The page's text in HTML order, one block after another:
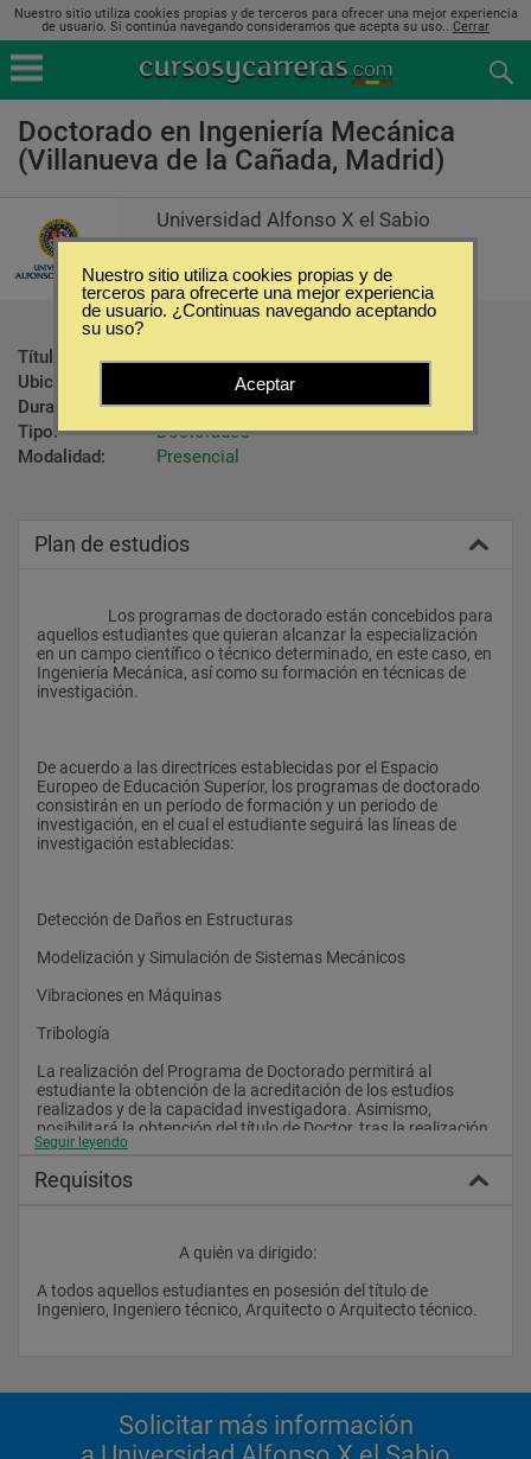
Nuestro sitio utiliza cookies propias y de terceros para ofrecer una mejor experiencia
de usuario. Si continúa navegando consideramos que acepta su uso.. Cerrar
Doctorado en Ingeniería Mecánica
(Villanueva de la Cañada, Madrid)
Universidad Alfonso X el Sabio
Título ofrecido:
Doctorado en Ingeniería Mecánica
Ubicación:
Villanueva de la Cañada - Madrid
Duración:
4 Años
Tipo:
Doctorados
Modalidad:
Presencial
Plan de estudios
aquellos estudiantes que quieran alcanzar la especialización
en un campo científico o técnico determinado, en este caso, en
Ingeniería Mecánica, así como su formación en técnicas de
investigación.
De acuerdo a las directrices establecidas por el Espacio
Europeo de Educación Superior, los programas de doctorado
consistirán en un periodo de formación y un periodo de
investigación, en el cual el estudiante seguirá las líneas de
investigación establecidas:
Detección de Daños en Estructuras
Modelización y Simulación de Sistemas Mecánicos
Vibraciones en Máquinas
Tribología
La realización del Programa de Doctorado permitirá al
estudiante la obtención de la acreditación de los estudios
realizados y de la capacidad investigadora. Asimismo,
posibilitará la obtención del título de Doctor, tras la realización
y aprobación de la tesis doctoral.
..
Seguir leyendo
Requisitos
					A quién va dirigido:
A todos aquellos estudiantes en posesión del título de
Ingeniero, Ingeniero técnico, Arquitecto o Arquitecto técnico.
Solicitar más información
Nuestro sitio utiliza cookies propias y de
terceros para ofrecerte una mejor experiencia
de usuario. ¿Continuas navegando aceptando
su uso?
Aceptar